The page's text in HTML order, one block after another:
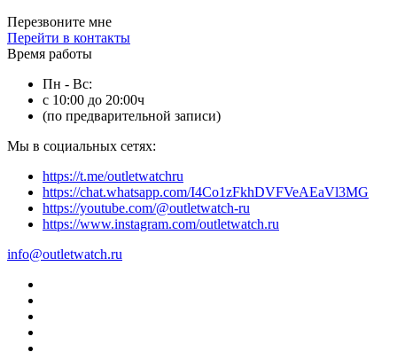
Перезвоните мне
Перейти в контакты
Время работы
Пн - Вс:
с 10:00 до 20:00ч
(по предварительной записи)
Мы в социальных сетях:
https://t.me/outletwatchru
https://chat.whatsapp.com/I4Co1zFkhDVFVeAEaVl3MG
https://youtube.com/@outletwatch-ru
https://www.instagram.com/outletwatch.ru
info@outletwatch.ru